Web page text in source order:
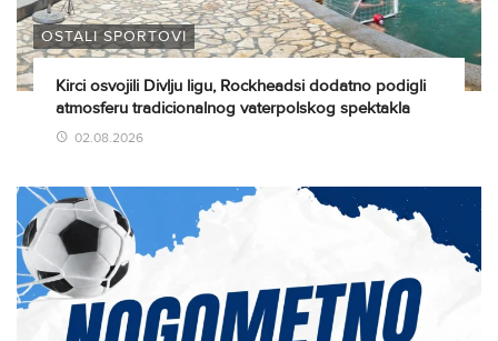
OSTALI SPORTOVI
Kirci osvojili Divlju ligu, Rockheadsi dodatno podigli
atmosferu tradicionalnog vaterpolskog spektakla
02.08.2026